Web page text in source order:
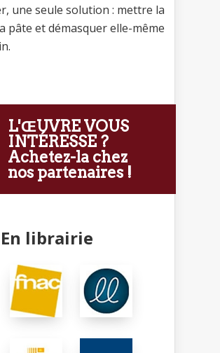
une seule solution : mettre la
pâte et démasquer elle-même
L'ŒUVRE VOUS
INTÉRESSE ?
Achetez-la chez
nos partenaires !
En librairie